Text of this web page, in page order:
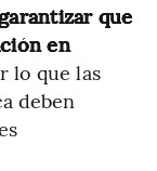
que
en
lo que las
deben